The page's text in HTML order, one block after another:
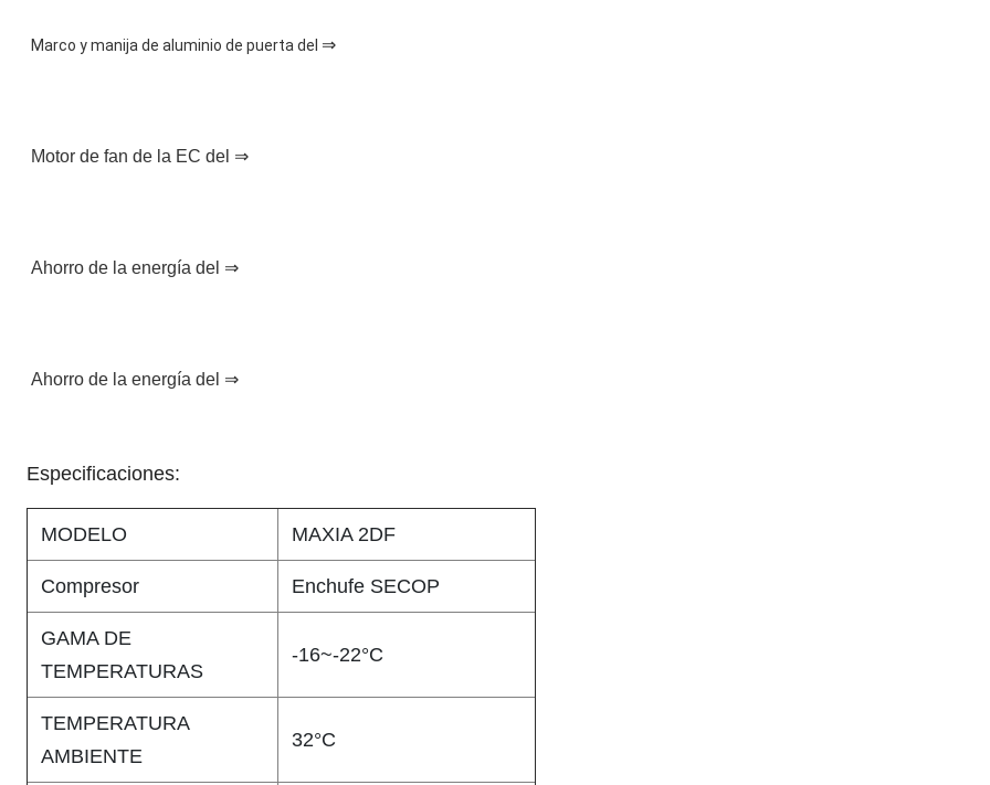
Marco y manija de aluminio de puerta del ⇒
Motor de fan de la EC del ⇒
Ahorro de la energía del ⇒
Ahorro de la energía del ⇒
Especificaciones:
MODELO MAXIA 2DF
Compresor Enchufe SECOP
GAMA DE
TEMPERATURAS
-16~-22°C
TEMPERATURA
AMBIENTE
32°C